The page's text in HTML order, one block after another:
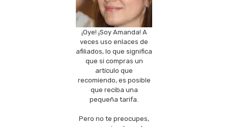
¡Oye! ¡Soy Amanda! A
veces uso enlaces de
afiliados, lo que significa
que si compras un
artículo que
recomiendo, es posible
que reciba una
pequeña tarifa.
Pero no te preocupes,